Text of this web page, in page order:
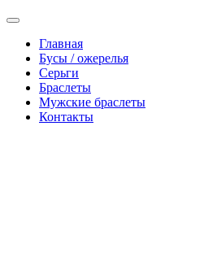
Главная
Бусы / ожерелья
Серьги
Браслеты
Мужские браслеты
Контакты